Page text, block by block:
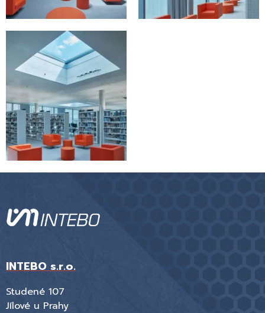
INTEBO s.r.o.
Studené 107
Jílové u Prahy